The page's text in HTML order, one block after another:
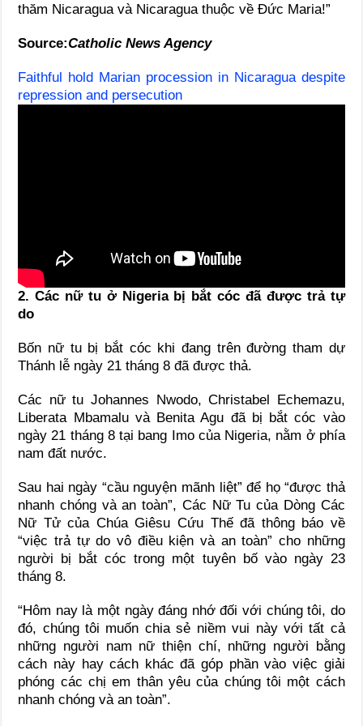
thăm Nicaragua và Nicaragua thuộc về Đức Maria!”
Source:Catholic News Agency
Faithful hold Marian procession in Nicaragua despite
repression and persecution
2. Các nữ tu ở Nigeria bị bắt cóc đã được trả tự
do
Bốn nữ tu bị bắt cóc khi đang trên đường tham dự
Thánh lễ ngày 21 tháng 8 đã được thả.
Các nữ tu Johannes Nwodo, Christabel Echemazu,
Liberata Mbamalu và Benita Agu đã bị bắt cóc vào
ngày 21 tháng 8 tại bang Imo của Nigeria, nằm ở phía
nam đất nước.
Sau hai ngày “cầu nguyện mãnh liệt” để họ “được thả
nhanh chóng và an toàn”, Các Nữ Tu của Dòng Các
Nữ Tử của Chúa Giêsu Cứu Thế đã thông báo về
“việc trả tự do vô điều kiện và an toàn” cho những
người bị bắt cóc trong một tuyên bố vào ngày 23
tháng 8.
“Hôm nay là một ngày đáng nhớ đối với chúng tôi, do
đó, chúng tôi muốn chia sẻ niềm vui này với tất cả
những người nam nữ thiện chí, những người bằng
cách này hay cách khác đã góp phần vào việc giải
phóng các chị em thân yêu của chúng tôi một cách
nhanh chóng và an toàn”.